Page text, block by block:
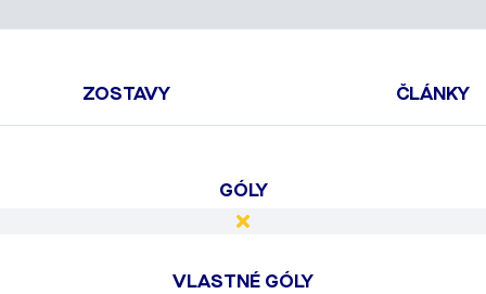
ZOSTAVY ČLÁNKY
GÓLY
VLASTNÉ GÓLY